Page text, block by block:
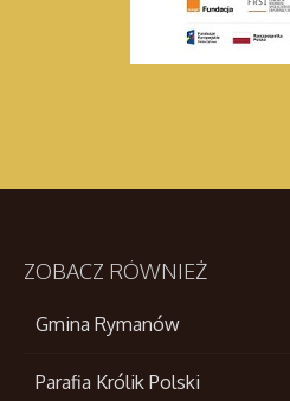
ZOBACZ RÓWNIEŻ
Gmina Rymanów
Parafia Królik Polski